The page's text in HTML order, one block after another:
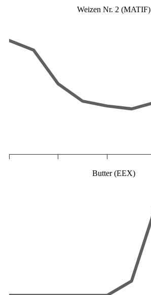
Weizen Nr. 2 (MATIF)
Butter (EEX)